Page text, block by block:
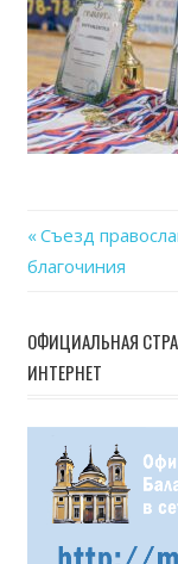
Навигация
записям
Previous
Post:
Съезд
благочиния
ОФИЦИАЛЬНАЯ
ИНТЕРНЕТ